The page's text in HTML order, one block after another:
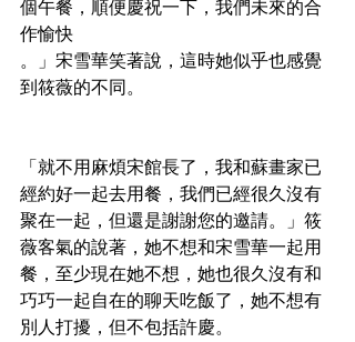
個午餐，順便慶祝一下，我們未來的合
作愉快
。」宋雪華笑著說，這時她似乎也感覺
到筱薇的不同。
「就不用麻煩宋館長了，我和蘇畫家已
經約好一起去用餐，我們已經很久沒有
聚在一起，但還是謝謝您的邀請。」筱
薇客氣的說著，她不想和宋雪華一起用
餐，至少現在她不想，她也很久沒有和
巧巧一起自在的聊天吃飯了，她不想有
別人打擾，但不包括許慶。